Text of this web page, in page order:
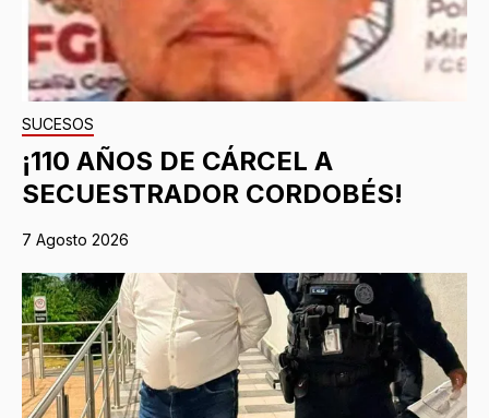
SUCESOS
¡110 AÑOS DE CÁRCEL A
SECUESTRADOR CORDOBÉS!
7 Agosto 2026